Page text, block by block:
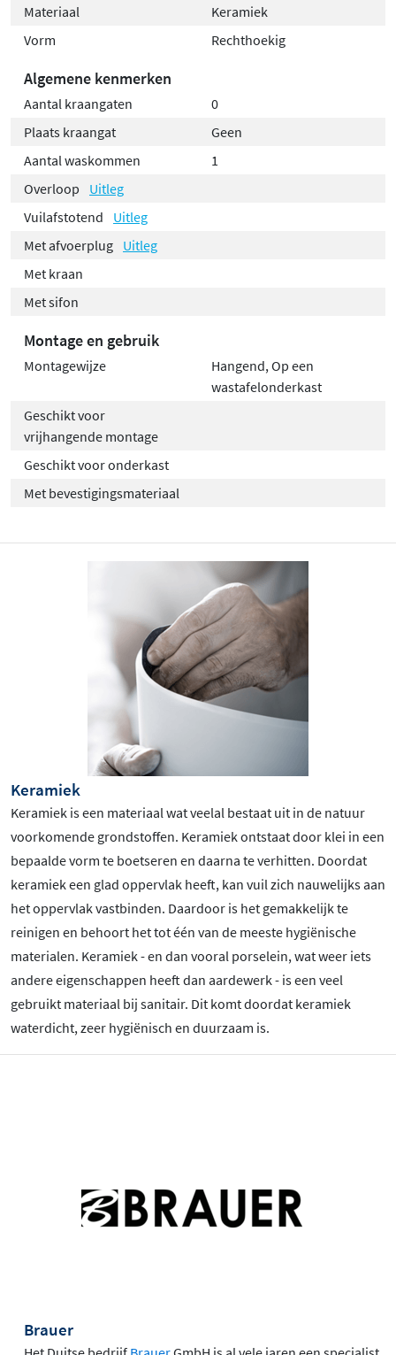
Materiaal
Keramiek
Vorm
Rechthoekig
Algemene kenmerken
Aantal kraangaten
0
Plaats kraangat
Geen
Aantal waskommen
1
Overloop
Uitleg
Vuilafstotend
Uitleg
Met afvoerplug Uitleg
Met kraan
Met sifon
Montage en gebruik
Montagewijze
Hangend, Op een
wastafelonderkast
Geschikt voor
vrijhangende montage
Geschikt voor onderkast
Met bevestigingsmateriaal
Keramiek
Keramiek is een materiaal wat veelal bestaat uit in de natuur
voorkomende grondstoffen. Keramiek ontstaat door klei in een
bepaalde vorm te boetseren en daarna te verhitten. Doordat
keramiek een glad oppervlak heeft, kan vuil zich nauwelijks aan
het oppervlak vastbinden. Daardoor is het gemakkelijk te
reinigen en behoort het tot één van de meeste hygiënische
materialen. Keramiek - en dan vooral porselein, wat weer iets
andere eigenschappen heeft dan aardewerk - is een veel
gebruikt materiaal bij sanitair. Dit komt doordat keramiek
waterdicht, zeer hygiënisch en duurzaam is.
Brauer